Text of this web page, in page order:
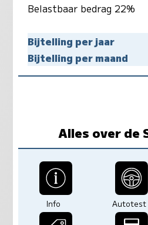
Belastbaar bedrag 22%
Bijtelling per jaar
Bijtelling per maand
Alles over de
Info Autotest